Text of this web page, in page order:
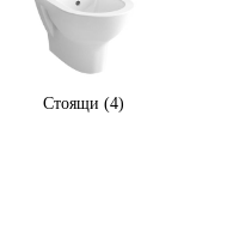
Стоящи (4)